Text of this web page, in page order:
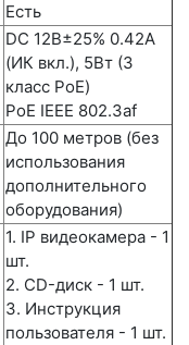
Есть
DC 12В±25% 0.42А
(ИК вкл.), 5Вт (3
класс PoE)
PoE IEEE 802.3af
До 100 метров (без
использования
дополнительного
оборудования)
1. IP видеокамера - 1
шт.
2. СD-диск - 1 шт.
3. Инструкция
пользователя - 1 шт.